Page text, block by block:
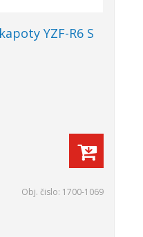
YZF-R6 S
Obj. čislo: 1700-1069